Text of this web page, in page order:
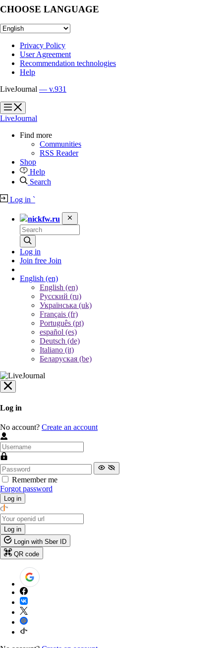
CHOOSE LANGUAGE
Privacy Policy
User Agreement
Recommendation technologies
Help
LiveJournal — v.931
?
?
LiveJournal
Find more
Communities
RSS Reader
Shop
Help
Search
Log in `
nickfw.ru
Log in
Join free Join
English (en)
English (en)
Русский (ru)
Українська (uk)
Français (fr)
Português (pt)
español (es)
Deutsch (de)
Italiano (it)
Беларуская (be)
Log in
No account? Create an account
Remember me
Forgot password
Log in
Log in
Login with Sber ID
QR code